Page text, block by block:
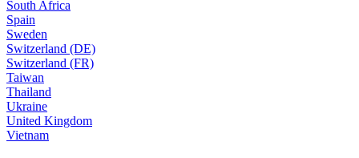
South Africa
Spain
Sweden
Switzerland (DE)
Switzerland (FR)
Taiwan
Thailand
Ukraine
United Kingdom
Vietnam